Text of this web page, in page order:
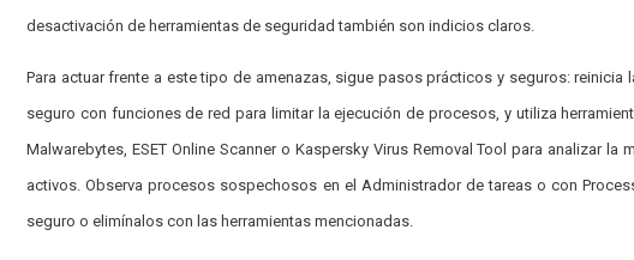
desactivación de herramientas de seguridad también son indicios claros.
Para actuar frente a este tipo de amenazas, sigue pasos prácticos y seguros: reinicia
seguro con funciones de red para limitar la ejecución de procesos, y utiliza
Malwarebytes, ESET Online Scanner o Kaspersky Virus Removal Tool para analizar la
activos. Observa procesos sospechosos en el Administrador de tareas o con
seguro o elimínalos con las herramientas mencionadas.